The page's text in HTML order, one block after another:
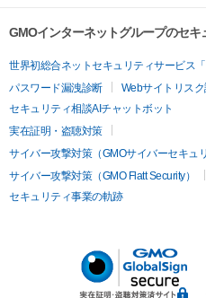
GMOインターネットグループのセキ
世界初総合ネットセキュリティサービス「
パスワード漏洩診断
Webサイトリス
セキュリティ相談AIチャットボット
実在証明・盗聴対策
サイバー攻撃対策（GMOサイバーセキュ
サイバー攻撃対策（GMO Flatt Security）
セキュリティ事業の軌跡